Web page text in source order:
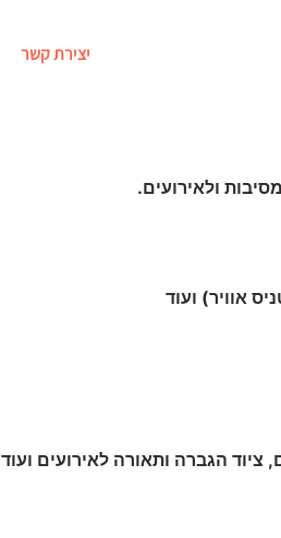
יצירת קשר
ולאירועים.
אוויר) ועוד
ציוד הגברה ותאורה לאירועים ועוד